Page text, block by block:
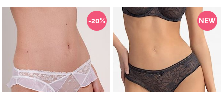
-20% NEW